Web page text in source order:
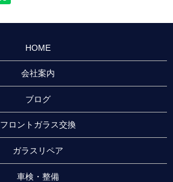
HOME
会社案内
ブログ
フロントガラス交換
ガラスリペア
車検・整備